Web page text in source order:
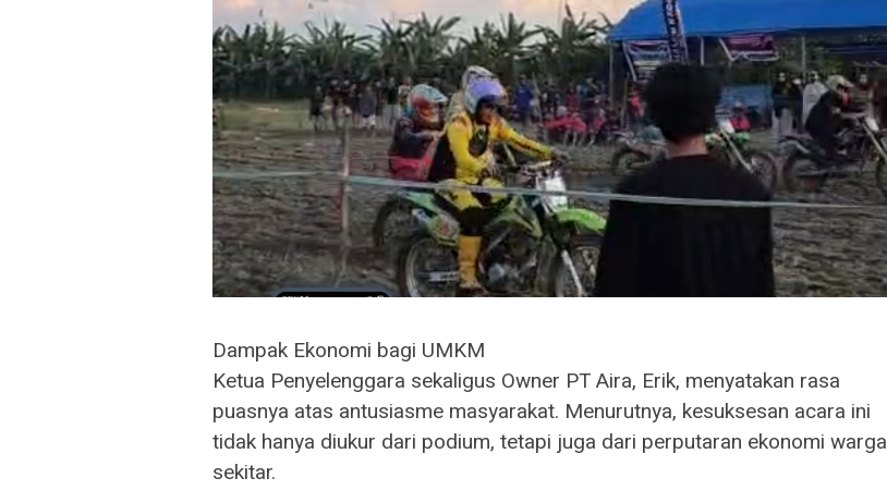
Dampak Ekonomi bagi UMKM
​Ketua Penyelenggara sekaligus Owner PT Aira, Erik, menyatakan rasa
puasnya atas antusiasme masyarakat. Menurutnya, kesuksesan acara ini
tidak hanya diukur dari podium, tetapi juga dari perputaran ekonomi warga
sekitar.